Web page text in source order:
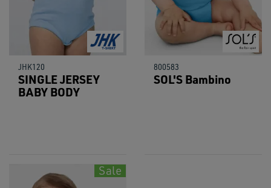
JHK120
SINGLE JERSEY
BABY BODY
800583
SOL'S Bambino
Sale